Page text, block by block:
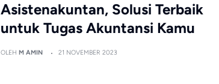
Asistenakuntan, Solusi Terbaik
untuk Tugas Akuntansi Kamu
OLEH M AMIN 21 NOVEMBER 2023